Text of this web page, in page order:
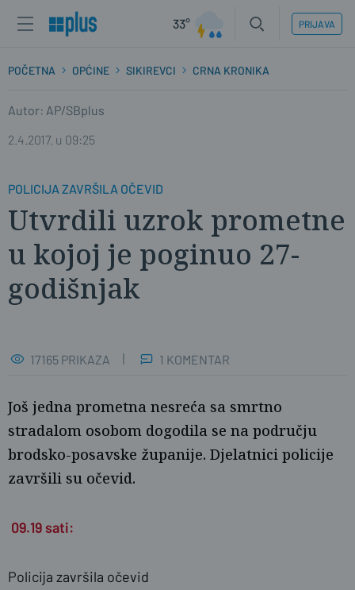
33° PRIJAVA
POČETNA OPĆINE SIKIREVCI CRNA KRONIKA
Autor: AP/SBplus
2.4.2017. u 09:25
POLICIJA ZAVRŠILA OČEVID
Utvrdili uzrok prometne
u kojoj je poginuo 27-
godišnjak
naslovnicaAP/SBplus
17165 PRIKAZA 1 KOMENTAR
Još jedna prometna nesreća sa smrtno
stradalom osobom dogodila se na području
brodsko-posavske županije. Djelatnici policije
završili su očevid.
09.19 sati:
Policija završila očevid